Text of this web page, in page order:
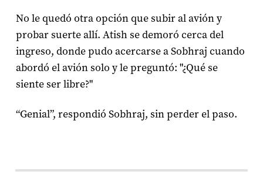
No le quedó otra opción que subir al avión y
probar suerte allí. Atish se demoró cerca del
ingreso, donde pudo acercarse a Sobhraj cuando
abordó el avión solo y le preguntó: "¿Qué se
siente ser libre?"
“Genial”, respondió Sobhraj, sin perder el paso.